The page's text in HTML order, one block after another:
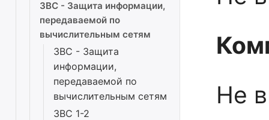
ЗВС - Защита информации,
передаваемой по
вычислительным сетям
ЗВС - Защита
информации,
передаваемой по
вычислительным сетям
ЗВС 1-2
Не